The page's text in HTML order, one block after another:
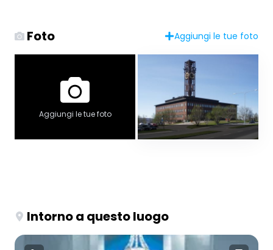
Foto Aggiungi le tue foto
Aggiungi le tue foto
Intorno a questo luogo